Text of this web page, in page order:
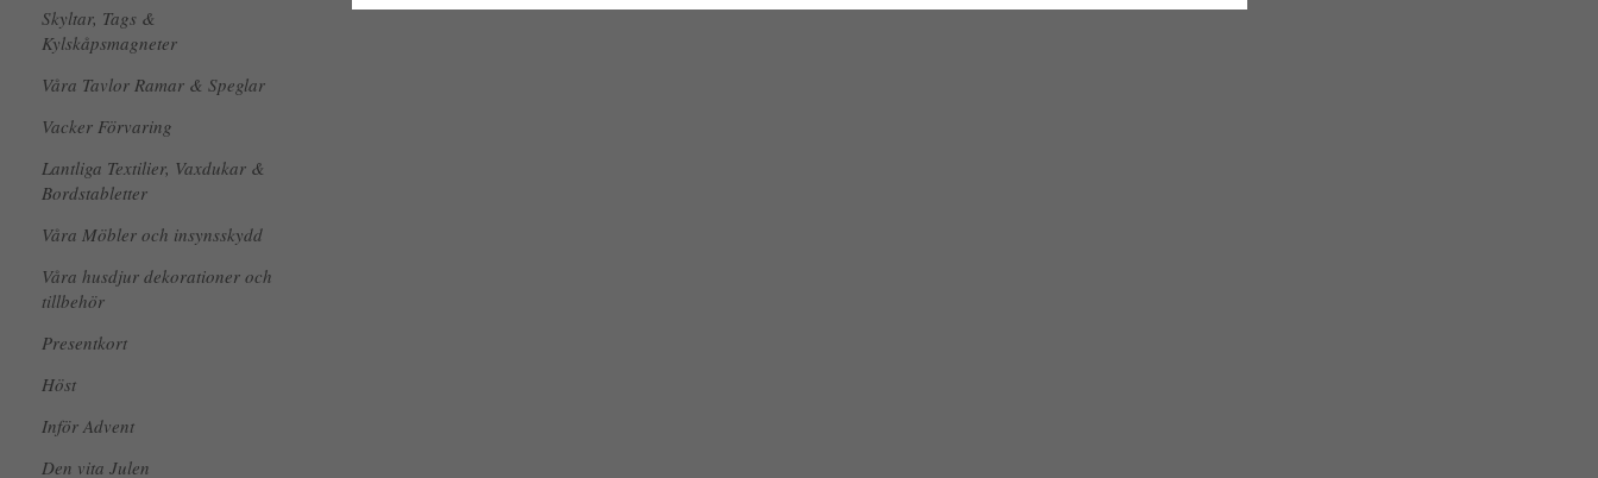
Skyltar, Tags &
Kylskåpsmagneter
Våra Tavlor Ramar & Speglar
Vacker Förvaring
Lantliga Textilier, Vaxdukar &
Bordstabletter
Våra Möbler och insynsskydd
Våra husdjur dekorationer och
tillbehör
Presentkort
Höst
Inför Advent
Den vita Julen